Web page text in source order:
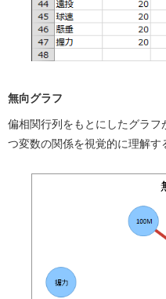
無向グラフ
偏相関行列をもとにしたグラ
つ変数の関係を視覚的に理解す